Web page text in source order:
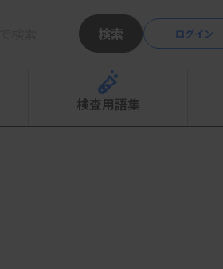
検索 ログイン
検査用語集